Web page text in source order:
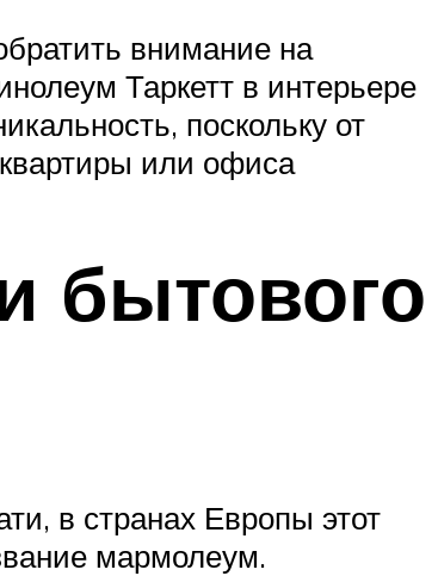
внимание на
Таркетт в интерьере
поскольку от
или офиса
бытового
в странах Европы этот
мармолеум.